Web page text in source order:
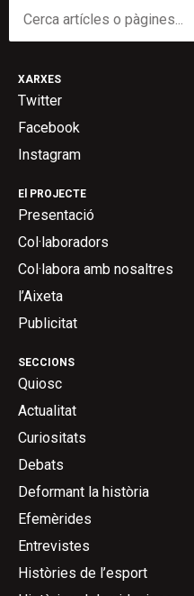
SECCIONS
Quiosc
Actualitat
Curiositats
Debats
Deformant la història
Efemèrides
Entrevistes
Històries de l’esport
El PROJECTE
Presentació
Col·laboradors
Col·labora amb nosaltres
l’Aixeta
Publicitat
XARXES
Twitter
Facebook
Instagram